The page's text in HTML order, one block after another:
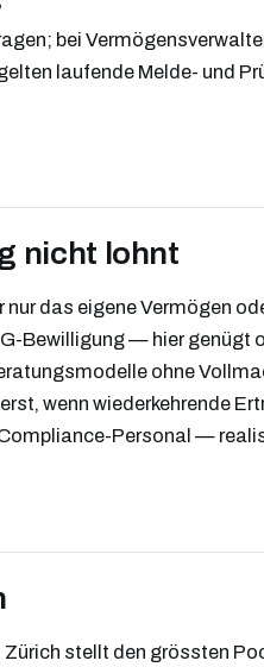
bei
laufende Melde- und
nicht lohnt
das eigene Vermögen
Bewilligung — hier genügt
ohne
wenn wiederkehrende
Personal —
stellt den grössten